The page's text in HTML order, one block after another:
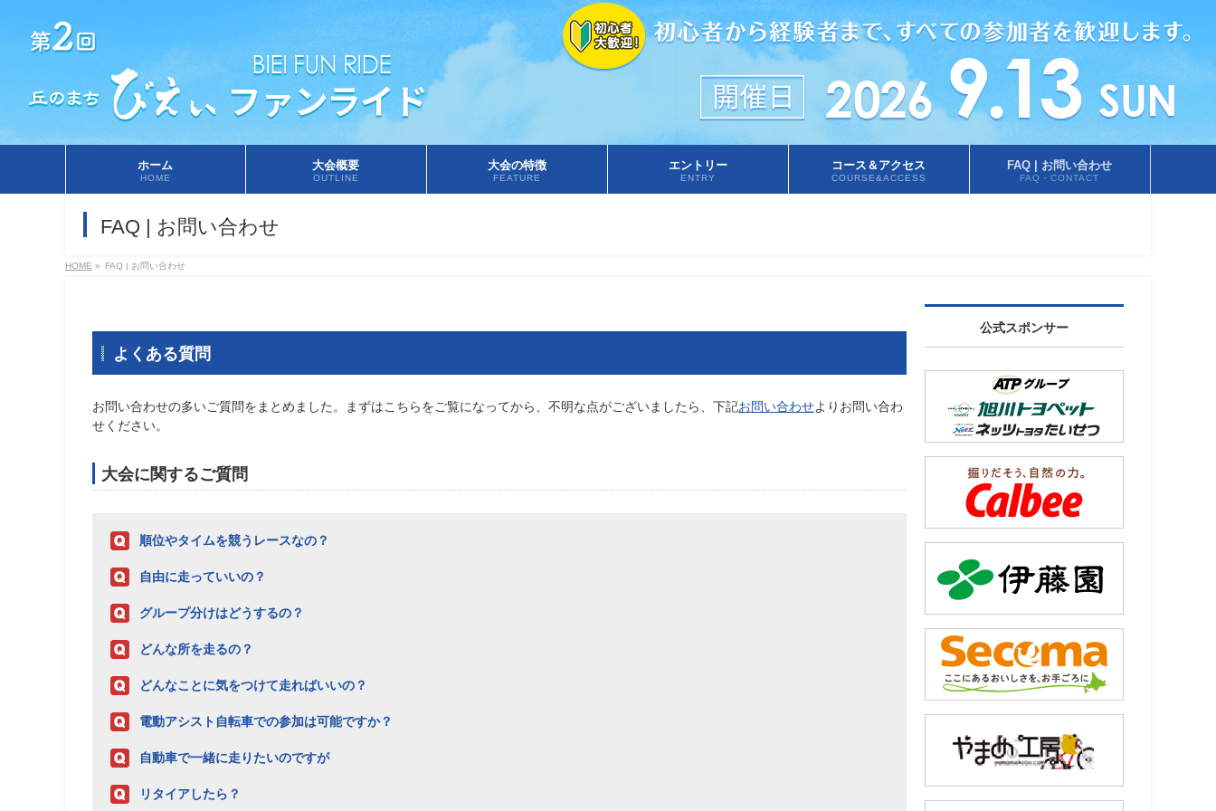
ホーム
HOME
大会概要
OUTLINE
大会の特徴
FEATURE
エントリー
ENTRY
コース＆アクセス
COURSE&ACCESS
FAQ | お問い合わせ
FAQ・CONTACT
FAQ | お問い合わせ
HOME » FAQ | お問い合わせ
よくある質問
お問い合わせの多いご質問をまとめました。まずはこちらをご覧になってから、不明な点がございましたら、下記お問い合わせよりお問い合わ
せください。
大会に関するご質問
順位やタイムを競うレースなの？
自由に走っていいの？
グループ分けはどうするの？
どんな所を走るの？
どんなことに気をつけて走ればいいの？
電動アシスト自転車での参加は可能ですか？
自動車で一緒に走りたいのですが
リタイアしたら？
公式スポンサー